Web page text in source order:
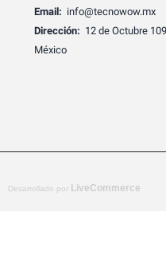
Email: info@tecnowow.mx
Dirección: 12 de Octubre
México
Desarrollado por LiveCommerce